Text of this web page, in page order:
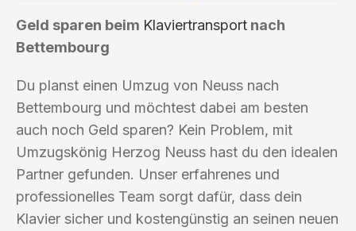
Geld sparen beim Klaviertransport nach
Bettembourg
Du planst einen Umzug von Neuss nach
Bettembourg und möchtest dabei am besten
auch noch Geld sparen? Kein Problem, mit
Umzugskönig Herzog Neuss hast du den idealen
Partner gefunden. Unser erfahrenes und
professionelles Team sorgt dafür, dass dein
Klavier sicher und kostengünstig an seinen neuen